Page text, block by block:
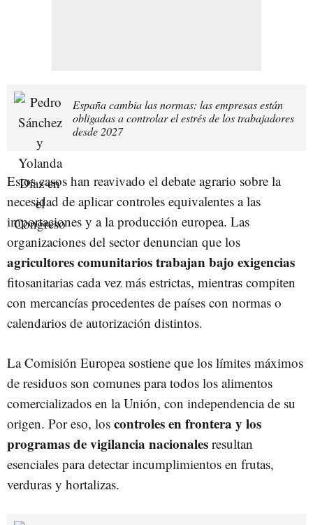
España cambia las normas: las empresas están
obligadas a controlar el estrés de los trabajadores
desde 2027
Estos casos han reavivado el debate agrario sobre la
necesidad de aplicar controles equivalentes a las
importaciones y a la producción europea. Las
organizaciones del sector denuncian que los
agricultores comunitarios trabajan bajo exigencias
fitosanitarias cada vez más estrictas, mientras compiten
con mercancías procedentes de países con normas o
calendarios de autorización distintos.
La Comisión Europea sostiene que los límites máximos
de residuos son comunes para todos los alimentos
comercializados en la Unión, con independencia de su
origen. Por eso, los controles en frontera y los
programas de vigilancia nacionales resultan
esenciales para detectar incumplimientos en frutas,
verduras y hortalizas.